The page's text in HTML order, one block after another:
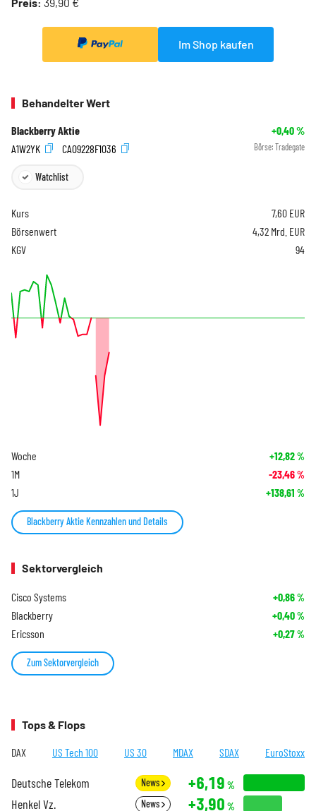
Im Shop kaufen
Behandelter Wert
Blackberry Aktie +0,40%
A1W2YK
CA09228F1036 Börse: Tradegate
Watchlist
Kurs 7,60 EUR
Börsenwert
4,32 Mrd. EUR
KGV
94
Woche +12,82%
1M -23,46%
1J +138,61 %
Blackberry Aktie Kennzahlen und Details
Sektorvergleich
Cisco Systems +0,86%
Blackberry +0,40%
Ericsson +0,27%
Zum Sektorvergleich
Tops & Flops
DAX US Tech 100 US 30 MDAX SDAX EuroStoxx
Deutsche Telekom News +6,19 %
Henkel Vz. News +3,90 %